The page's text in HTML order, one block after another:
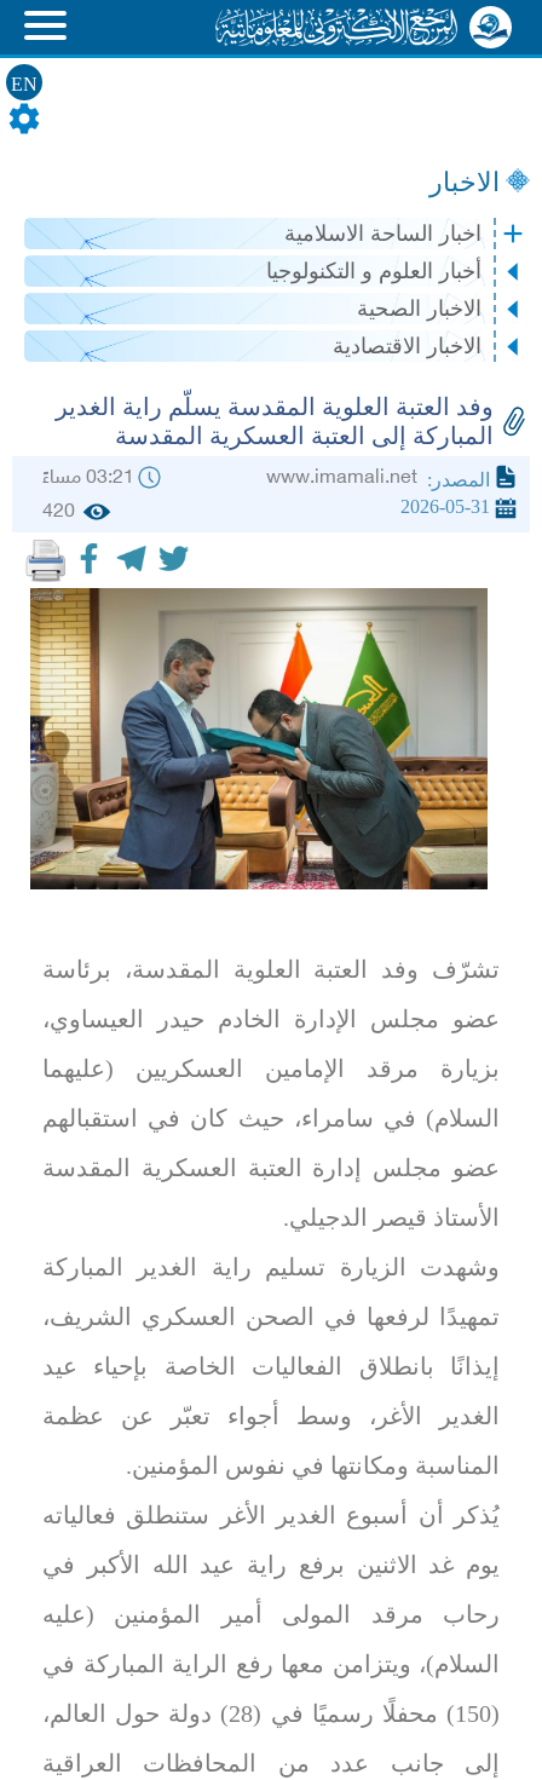
EN
الاخبار
اخبار الساحة الاسلامية
أخبار العلوم و التكنولوجيا
الاخبار الصحية
الاخبار الاقتصادية
وفد العتبة العلوية المقدسة يسلّم راية الغدير
المباركة إلى العتبة العسكرية المقدسة
المصدر: 03:21 مساءً
2026-05-31
420
تشرّف وفد العتبة العلوية المقدسة، برئاسة
عضو مجلس الإدارة الخادم حيدر العيساوي،
بزيارة مرقد الإمامين العسكريين (عليهما
السلام) في سامراء، حيث كان في استقبالهم
عضو مجلس إدارة العتبة العسكرية المقدسة
الأستاذ قيصر الدجيلي.
وشهدت الزيارة تسليم راية الغدير المباركة
تمهيدًا لرفعها في الصحن العسكري الشريف،
إيذانًا بانطلاق الفعاليات الخاصة بإحياء عيد
الغدير الأغر، وسط أجواء تعبّر عن عظمة
المناسبة ومكانتها في نفوس المؤمنين.
يُذكر أن أسبوع الغدير الأغر ستنطلق فعالياته
يوم غد الاثنين برفع راية عيد الله الأكبر في
رحاب مرقد المولى أمير المؤمنين (عليه
السلام)، ويتزامن معها رفع الراية المباركة في
(150) محفلًا رسميًا في (28) دولة حول العالم،
إلى جانب عدد من المحافظات العراقية